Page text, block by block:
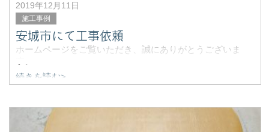
2019年12月11日
施工事例
安城市にて工事依頼
ホームページをご覧いただき、誠にありがとうございま
安城市で塗装工事のことなら何でもお任せ、ヨシペンで
安城市にて木部の塗装工事依頼を頂きました。
続きを読む>